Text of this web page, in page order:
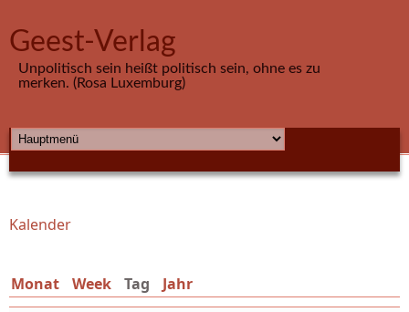
Geest-Verlag
Unpolitisch sein heißt politisch sein, ohne es zu
merken. (Rosa Luxemburg)
HAUPTMENÜ
Sie sind hier
Kalender
Monat Week Tag (aktiver Reiter)
Jahr